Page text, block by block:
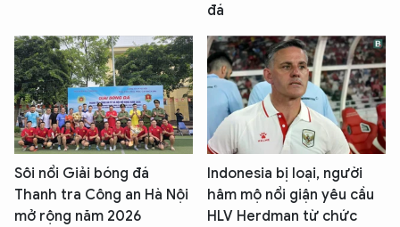
đá
Sôi nổi Giải bóng đá
Thanh tra Công an Hà Nội
mở rộng năm 2026
Indonesia bị loại, người
hâm mộ nổi giận yêu cầu
HLV Herdman từ chức